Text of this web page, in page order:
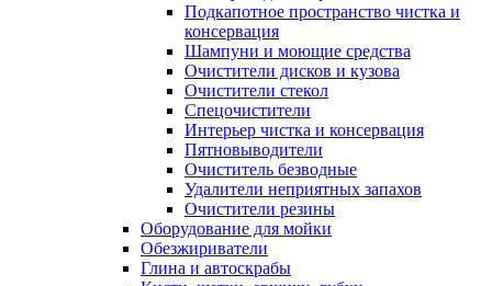
Подкапотное пространство чистка и
консервация
Шампуни и моющие средства
Очистители дисков и кузова
Очистители стекол
Спецочистители
Интерьер чистка и консервация
Пятновыводители
Очиститель безводные
Удалители неприятных запахов
Очистители резины
Оборудование для мойки
Обезжириватели
Глина и автоскрабы